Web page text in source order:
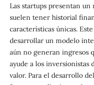
Las startups presentan
suelen tener historial
características únicas.
desarrollar un modelo
aún no generan ingresos
ayude a los inversionistas
valor. Para el desarrollo